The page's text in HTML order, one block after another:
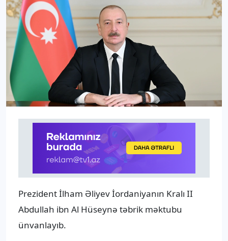
Prezident İlham Əliyev İordaniyanın Kralı II
Abdullah ibn Al Hüseynə təbrik məktubu
ünvanlayıb.